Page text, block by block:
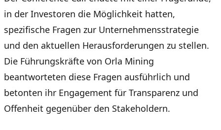
in der Investoren die Möglichkeit hatten,
spezifische Fragen zur Unternehmensstrategie
und den aktuellen Herausforderungen zu stellen.
Die Führungskräfte von Orla Mining
beantworteten diese Fragen ausführlich und
betonten ihr Engagement für Transparenz und
Offenheit gegenüber den Stakeholdern.